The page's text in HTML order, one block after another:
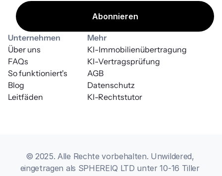
Unternehmen
Über uns
FAQs
So funktioniert's
Blog
Leitfäden
Mehr
AGB
KI-Vertragsprüfung
KI-Rechtstutor
Datenschutz
KI-Immobilienübertragung
© 2025. Alle Rechte vorbehalten. Unwildered,
eingetragen als SPHEREIQ LTD unter 10-16 Tiller